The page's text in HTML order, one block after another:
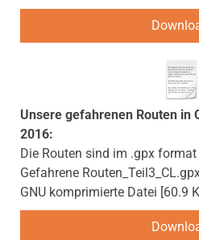
Unsere gefahrenen Routen in
2016:
Die Routen sind im .gpx
Gefahrene
GNU komprimierte Datei 60.9